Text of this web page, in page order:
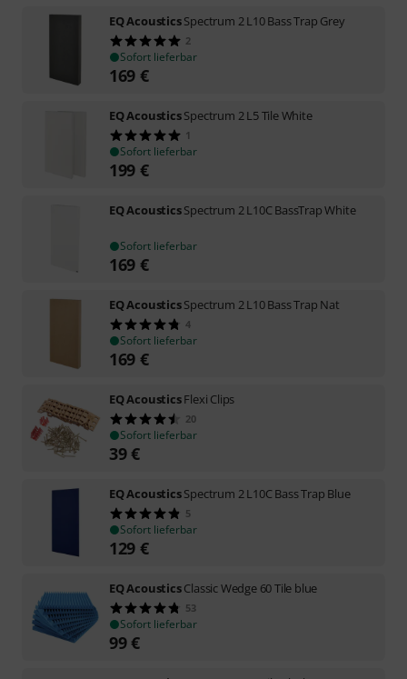
EQ AcousticsSpectrum 2 L10 Bass Trap Grey
2
Sofort lieferbar
169 €
EQ AcousticsSpectrum 2 L5 Tile White
1
Sofort lieferbar
199 €
EQ AcousticsSpectrum 2 L10C BassTrap White
Sofort lieferbar
169 €
EQ AcousticsSpectrum 2 L10 Bass Trap Nat
4
Sofort lieferbar
169 €
EQ AcousticsFlexi Clips
20
Sofort lieferbar
39€
EQ AcousticsSpectrum 2 L10C Bass Trap Blue
5
Sofort lieferbar
129 €
EQ AcousticsClassic Wedge 60 Tile blue
53
Sofort lieferbar
99€